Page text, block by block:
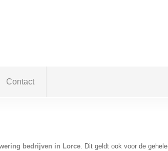
Contact
bedrijven in Lorce. Dit geldt ook voor de gehele